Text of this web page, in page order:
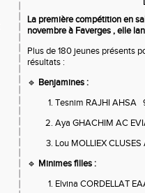
La première compétition en
novembre à Faverges , elle
Plus de 180 jeunes présents
résultats :
🔹 Benjamines :
Tesnim RAJHI AHSA
Aya GHACHIM AC
Lou MOLLIEX
🔹 Minimes filles :
Elvina CORDELLAT